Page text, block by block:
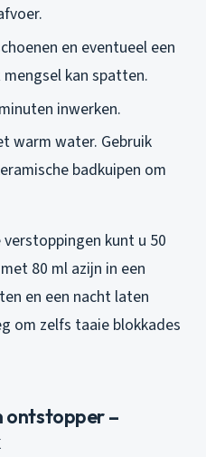
en eventueel een
kan spatten.
inwerken.
warm water. Gebruik
badkuipen om
kunt u 50
80 ml azijn in een
en een nacht laten
om zelfs taaie blokkades
ontstopper –